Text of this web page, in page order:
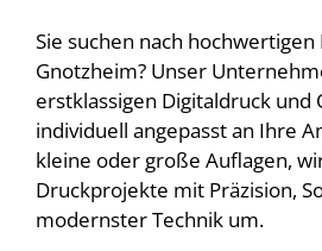
Sie suchen nach
Gnotzheim? Unser
erstklassigen Digitaldruck und
individuell angepasst an Ihre
kleine oder große Auflagen,
Druckprojekte mit Präzision,
modernster Technik um.